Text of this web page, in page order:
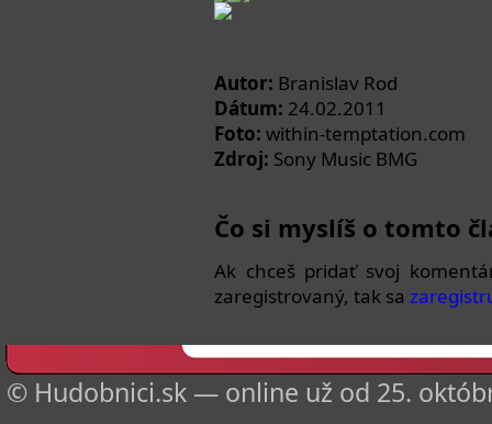
Autor: Branislav Rod
Dátum: 24.02.2011
Foto: within-temptation.com
Zdroj: Sony Music BMG
Čo si myslíš o tomto
Ak chceš pridať svoj
zaregistrovaný, tak sa
© Hudobnici.sk — online už od 25.